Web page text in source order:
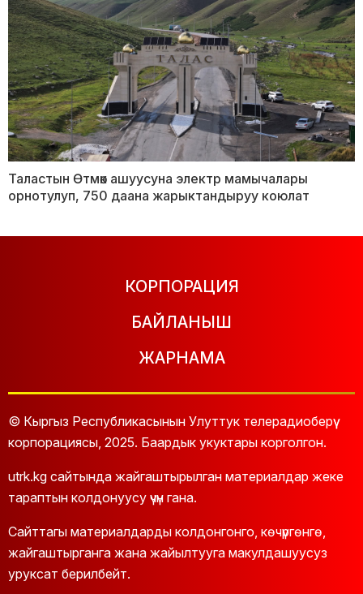
Таластын Өтмөк ашуусуна электр мамычалары
орнотулуп, 750 даана жарыктандыруу коюлат
КОРПОРАЦИЯ
БАЙЛАНЫШ
ЖАРНАМА
© Кыргыз Республикасынын Улуттук телерадиоберүү
корпорациясы, 2025. Баардык укуктары корголгон.
utrk.kg сайтында жайгаштырылган материалдар жеке
тараптын колдонуусу үчүн гана.
Сайттагы материалдарды колдонгонго, көчүргөнгө,
жайгаштырганга жана жайылтууга макулдашуусуз
уруксат берилбейт.